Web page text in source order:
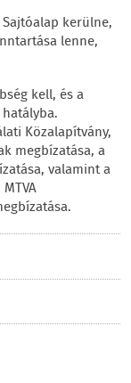
kerülne,
lenne,
kell, és a
Közalapítvány,
megbízatása, a
valamint a